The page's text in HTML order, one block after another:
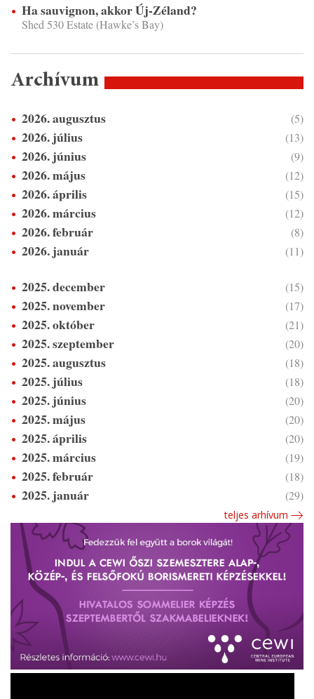
Ha sauvignon, akkor Új-Zéland?
Shed 530 Estate (Hawke’s Bay)
Archívum
2026. augusztus (5)
2026. július (13)
2026. június (9)
2026. május (12)
2026. április (15)
2026. március (12)
2026. február (8)
2026. január (11)
2025. december (15)
2025. november (17)
2025. október (21)
2025. szeptember (20)
2025. augusztus (18)
2025. július (18)
2025. június (20)
2025. május (20)
2025. április (20)
2025. március (19)
2025. február (18)
2025. január (29)
teljes arhívum